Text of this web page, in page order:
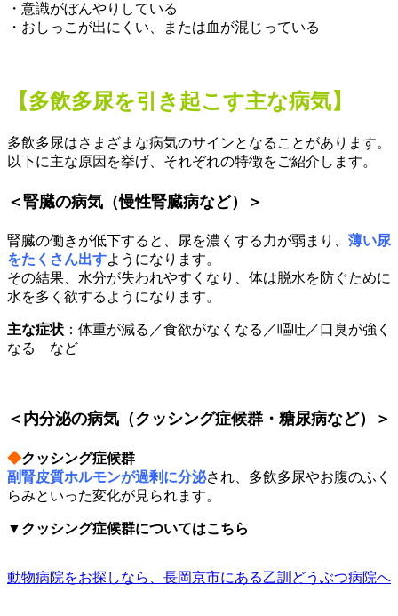
・意識がぼんやりしている
・おしっこが出にくい、または血が混じっている
【多飲多尿を引き起こす主な病気】
多飲多尿はさまざまな病気のサインとなることがあります。
以下に主な原因を挙げ、それぞれの特徴をご紹介します。
＜腎臓の病気（慢性腎臓病など）＞
腎臓の働きが低下すると、尿を濃くする力が弱まり、 薄い尿
をたくさん出すようになります。
その結果、水分が失われやすくなり、体は脱水を防ぐために
水を多く欲するようになります。
主な症状 ：体重が減る／食欲がなくなる／嘔吐／口臭が強く
なる など
＜内分泌の病気（クッシング症候群・糖尿病など）＞
◆クッシング症候群
副腎皮質ホルモンが過剰に分泌され、多飲多尿やお腹のふく
らみといった変化が見られます。
▼クッシング症候群についてはこちら
動物病院をお探しなら、長岡京市にある乙訓どうぶつ病院へ